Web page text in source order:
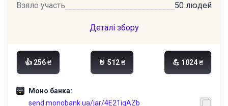
Взяло участь
50 людей
Деталі збору
Моно банка:
send.monobank.ua/jar/4E21igAZb
👍 256 ₴ 🤘 512 ₴ 💪 1024 ₴